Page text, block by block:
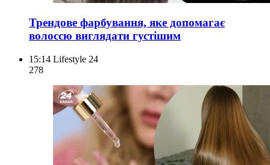
Трендове фарбування, яке допомагає
волоссю виглядати густішим
15:14 Lifestyle 24
278